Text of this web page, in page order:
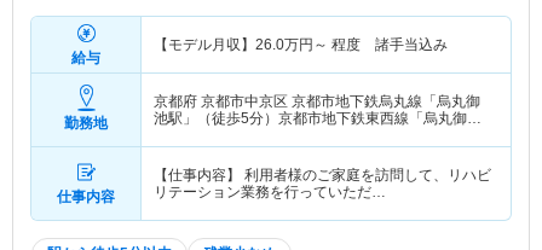
給与
【モデル月収】 26.0万円～ 程度 諸手当込み
勤務地
京都府 京都市中京区 京都市地下鉄烏丸線「烏丸御
池駅」（徒歩5分）京都市地下鉄東西線「烏丸御池
仕事内容
【仕事内容】 利用者様のご家庭を訪問して、リハビ
リテーション業務を行っていただ…